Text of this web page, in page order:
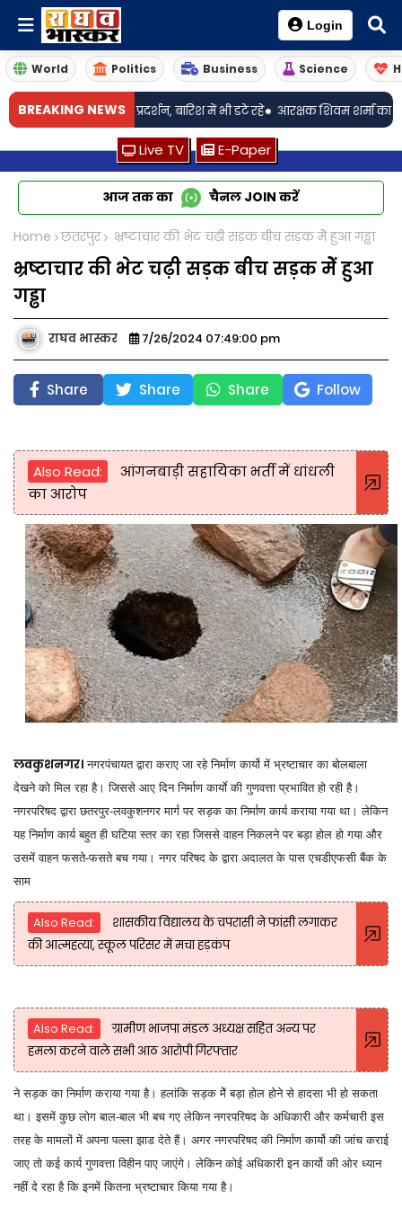
Login
World Politics Business Science
BREAKING NEWS
युवाओं का प्रदर्शन, बारिश में भी डटे रहे• आरक्षक शिवम शर्मा का अग्रिम
Live TV E-Paper
आज तक का चैनल JOIN करें
Home छतरपुर भ्रष्टाचार की भेट चढ़ी सड़क बीच सड़क मेेें हुआ गड्ढा
भ्रष्टाचार की भेट चढ़ी सड़क बीच सड़क मेेें हुआ
गड्ढा
राघव भास्कर 7/26/2024 07:49:00 pm
Share Share Share Follow
Also Read:
आंगनबाड़ी सहायिका भर्ती में धांधली
का आरोप
लवकुशनगर। नगरपंचायत द्वारा कराए जा रहे निर्माण कार्यो में भ्रष्टाचार का बोलबाला
देखने को मिल रहा है। जिससे आए दिन निर्माण कार्याे की गुणवत्ता प्रभावित हो रही है।
नगरपरिषद द्वारा छतरपुर-लवकुशनगर मार्ग पर सड़क का निर्माण कार्य कराया गया था। लेकिन
यह निर्माण कार्य बहुत ही घटिया स्तर का रहा जिससे वाहन निकलने पर बड़ा होल हो गया और
उसमें वाहन फसते-फसते बच गया। नगर परिषद के द्वारा अदालत के पास एचडीएफसी बैंक के
साम
Also Read:
शासकीय विद्यालय के चपरासी ने फांसी लगाकर
की आत्महत्या, स्कूल परिसर में मचा हड़कंप
Also Read:
ग्रामीण भाजपा मंडल अध्यक्ष सहित अन्य पर
हमला करने वाले सभी आठ आरोपी गिरफ्तार
ने सड़क का निर्माण कराया गया है। हलांकि सड़क मेेें बड़ा होल होने से हादसा भी हो सकता
था। इसमें कुछ लोग बाल-बाल भी बच गए लेकिन नगरपरिषद के अधिकारी और कर्मचारी इस
तरह के मामलों में अपना पल्ला झाड देते हैं। अगर नगरपरिषद की निर्माण कार्यो की जांच कराई
जाए तो कई कार्य गुणवत्ता विहीन पाए जाएंगे। लेकिन कोई अधिकारी इन कार्यो की ओर ध्यान
नहीं दे रहा है कि इनमें कितना भ्रष्टाचार किया गया है।